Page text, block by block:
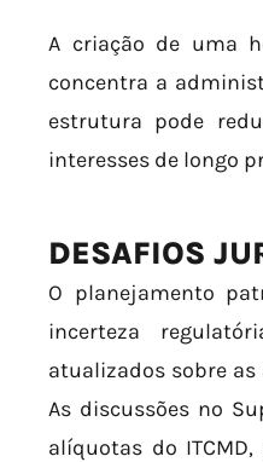
A criação de uma
concentra a
estrutura pode
interesses de longo
DESAFIOS
O planejamento
incerteza
atualizados sobre
As discussões no
alíquotas do